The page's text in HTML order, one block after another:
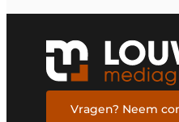
Vragen? Neem